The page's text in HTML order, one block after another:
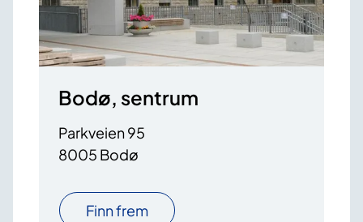
Bodø, sentrum
Parkveien 95
8005 Bodø
Finn frem